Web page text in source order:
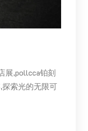
展,pollcca铂刻
索光的无限可